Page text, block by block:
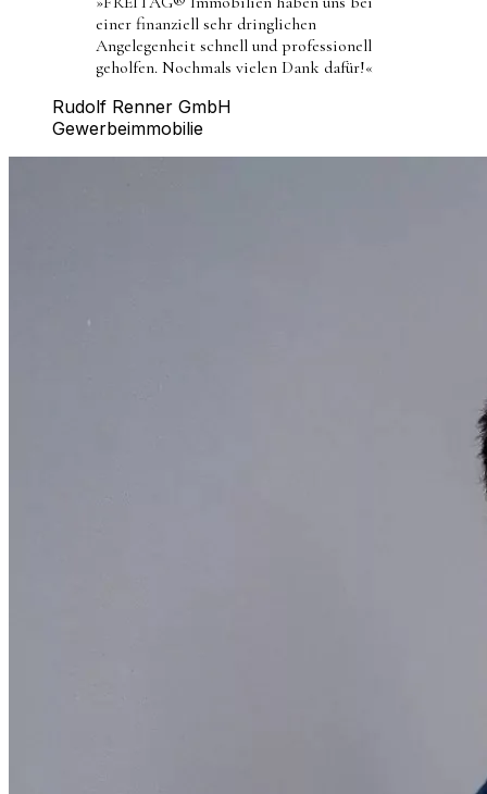
einer finanziell sehr dringlichen
Angelegenheit schnell und professionell
geholfen. Nochmals vielen Dank dafür!«
Rudolf Renner GmbH
Gewerbeimmobilie